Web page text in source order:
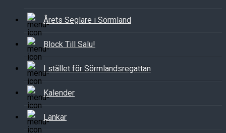
Årets Seglare i Sörmland
Block Till Salu!
I stället för Sörmlandsregattan
Kalender
Länkar